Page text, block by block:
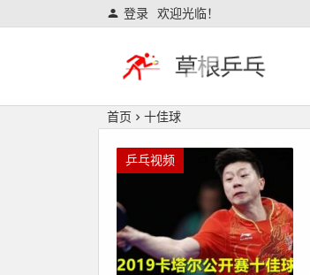
欢迎光临！
登录
首页 十佳球
乒乓视频